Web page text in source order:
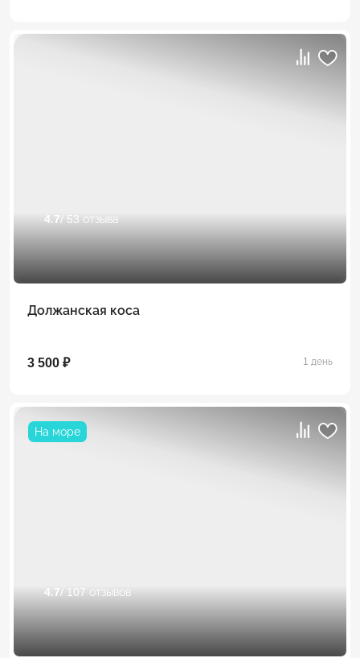
4.7/ 53 отзыва
Должанская коса
3 500 ₽ 1 день
На море
4.7/ 107 отзывов